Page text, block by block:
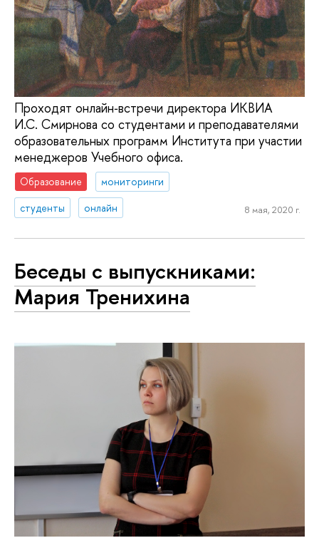
Проходят онлайн‑встречи директора ИКВИА
И.С. Смирнова со студентами и преподавателями
образовательных программ Института при участии
менеджеров Учебного офиса.
Образование
мониторинги
студенты
онлайн 8 мая, 2020 г.
Беседы с выпускниками:
Мария Тренихина